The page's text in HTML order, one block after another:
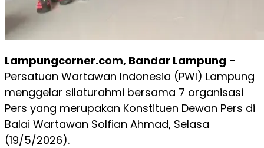
Lampungcorner.com, Bandar Lampung –
Persatuan Wartawan Indonesia (PWI) Lampung
menggelar silaturahmi bersama 7 organisasi
Pers yang merupakan Konstituen Dewan Pers di
Balai Wartawan Solfian Ahmad, Selasa
(19/5/2026).